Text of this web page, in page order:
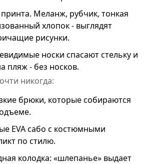
Меланж, рубчик, тонкая
хлопок - выглядят
рисунки.
носки спасают стельку и
пляж - без носков.
никогда:
брюки, которые собираются
EVA сабо с костюмными
по стилю.
колодка: «шлепанье» выдает